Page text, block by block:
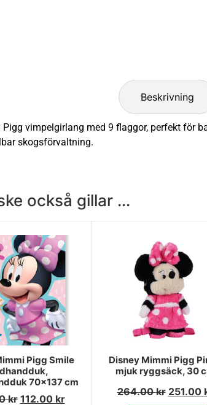
Beskrivning
vimpelgirlang med 9 flaggor, perfekt för
skogsförvaltning.
också gillar ...
Pigg Smile
70x137 cm
kr 112.00 kr
Disney Mimmi Pigg
mjuk ryggsäck, 30
264.00kr 251.00